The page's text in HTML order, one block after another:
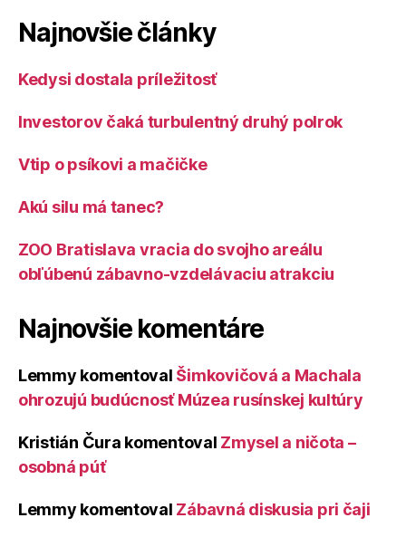
Najnovšie články
Kedysi dostala príležitosť
Investorov čaká turbulentný druhý polrok
Vtip o psíkovi a mačičke
Akú silu má tanec?
ZOO Bratislava vracia do svojho areálu
obľúbenú zábavno-vzdelávaciu atrakciu
Najnovšie komentáre
Lemmy komentoval Šimkovičová a Machala
ohrozujú budúcnosť Múzea rusínskej kultúry
Kristián Čura komentoval Zmysel a ničota –
osobná púť
Lemmy komentoval Zábavná diskusia pri čaji